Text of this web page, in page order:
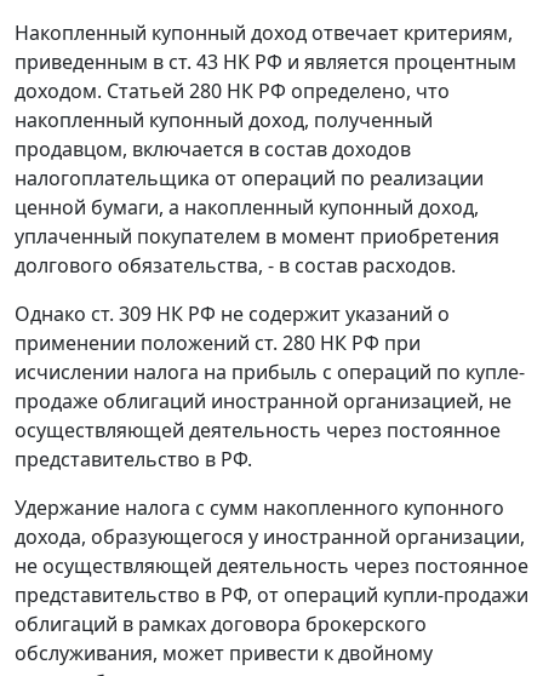
Накопленный купонный доход отвечает критериям,
приведенным в ст. 43 НК РФ и является процентным
доходом. Статьей 280 НК РФ определено, что
накопленный купонный доход, полученный
продавцом, включается в состав доходов
налогоплательщика от операций по реализации
ценной бумаги, а накопленный купонный доход,
уплаченный покупателем в момент приобретения
долгового обязательства, - в состав расходов.
Однако ст. 309 НК РФ не содержит указаний о
применении положений ст. 280 НК РФ при
исчислении налога на прибыль с операций по купле-
продаже облигаций иностранной организацией, не
осуществляющей деятельность через постоянное
представительство в РФ.
Удержание налога с сумм накопленного купонного
дохода, образующегося у иностранной организации,
не осуществляющей деятельность через постоянное
представительство в РФ, от операций купли-продажи
облигаций в рамках договора брокерского
обслуживания, может привести к двойному